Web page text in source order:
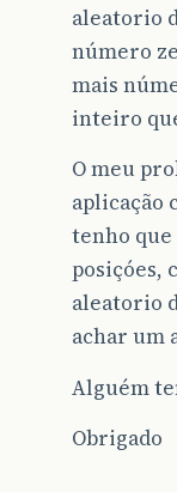
aleatorio
número
mais
inteiro
O meu
aplicação
tenho
posiçóes,
aleatorio
achar um
Alguém
Obrigado